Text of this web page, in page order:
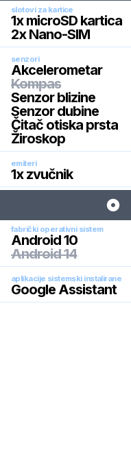
slotovi za kartice
1x microSD kartica
2x Nano-SIM
senzori
Akcelerometar
Kompas
Senzor blizine
Senzor dubine
Čitač otiska prsta
Žiroskop
emiteri
1x zvučnik
fabrički operativni sistem
Android 10
Android 14
aplikacije sistemski instalirane
Google Assistant